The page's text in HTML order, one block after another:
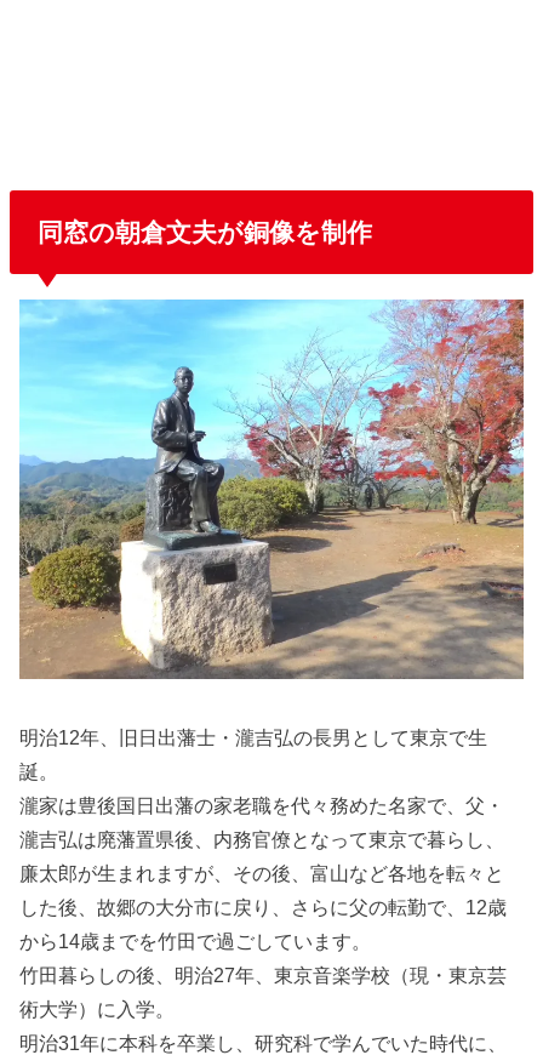
同窓の朝倉文夫が銅像を制作
明治12年、旧日出藩士・瀧吉弘の長男として東京で生
誕。
瀧家は豊後国日出藩の家老職を代々務めた名家で、父・
瀧吉弘は廃藩置県後、内務官僚となって東京で暮らし、
廉太郎が生まれますが、その後、富山など各地を転々と
した後、故郷の大分市に戻り、さらに父の転勤で、12歳
から14歳までを竹田で過ごしています。
竹田暮らしの後、明治27年、東京音楽学校（現・東京芸
術大学）に入学。
明治31年に本科を卒業し、研究科で学んでいた時代に、